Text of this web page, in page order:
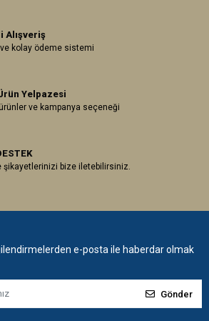
Alışveriş
kolay ödeme sistemi
Yelpazesi
ve kampanya seçeneği
şikayetlerinizi bize iletebilirsiniz.
e-posta ile haberdar olmak
Gönder